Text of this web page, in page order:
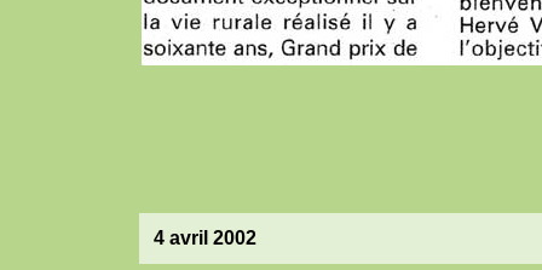
4 avril 2002